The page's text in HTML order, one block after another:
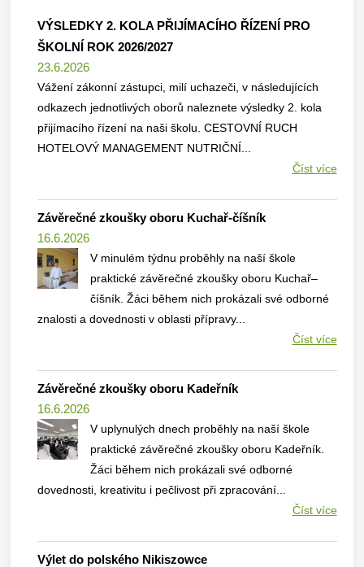
VÝSLEDKY 2. KOLA PŘIJÍMACÍHO ŘÍZENÍ PRO
ŠKOLNÍ ROK 2026/2027
23.6.2026
Vážení zákonní zástupci, milí uchazeči, v následujících
odkazech jednotlivých oborů naleznete výsledky 2. kola
přijímacího řízení na naši školu. CESTOVNÍ RUCH
HOTELOVÝ MANAGEMENT NUTRIČNÍ...
Číst více
Závěrečné zkoušky oboru Kuchař-číšník
16.6.2026
V minulém týdnu proběhly na naší škole
praktické závěrečné zkoušky oboru Kuchař–
číšník. Žáci během nich prokázali své odborné
znalosti a dovednosti v oblasti přípravy...
Číst více
Závěrečné zkoušky oboru Kadeřník
16.6.2026
V uplynulých dnech proběhly na naší škole
praktické závěrečné zkoušky oboru Kadeřník.
Žáci během nich prokázali své odborné
dovednosti, kreativitu i pečlivost při zpracování...
Číst více
Výlet do polského Nikiszowce